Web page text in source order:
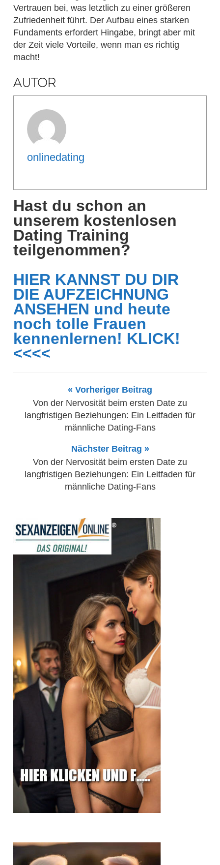
Vertrauen bei, was letztlich zu einer größeren
Zufriedenheit führt. Der Aufbau eines starken
Fundaments erfordert Hingabe, bringt aber mit
der Zeit viele Vorteile, wenn man es richtig
macht!
AUTOR
onlinedating
Hast du schon an
unserem kostenlosen
Dating Training
teilgenommen?
HIER KANNST DU DIR
DIE AUFZEICHNUNG
ANSEHEN und heute
noch tolle Frauen
kennenlernen! KLICK!
<<<<
« Vorheriger Beitrag
Von der Nervosität beim ersten Date zu
langfristigen Beziehungen: Ein Leitfaden für
männliche Dating-Fans
Nächster Beitrag »
Von der Nervosität beim ersten Date zu
langfristigen Beziehungen: Ein Leitfaden für
männliche Dating-Fans